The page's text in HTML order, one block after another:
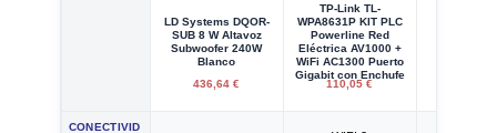
LD Systems DQOR­
SUB 8 W Altavoz
Subwoofer 240W
Blanco
436,64 €
TP-Link TL-
WPA8631P KIT PLC
Powerline Red
Eléctrica AV1000 +
WiFi AC1300 Puerto
Gigabit con Enchufe
110,05 €
CONECTIVID